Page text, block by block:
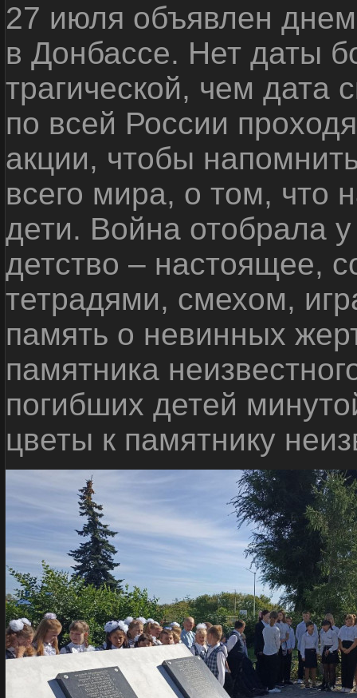
27 июля объявлен
в Донбассе. Нет даты
трагической, чем дата
по всей России
акции, чтобы
всего мира, о том, что
дети. Война отобрала
детство – настоящее,
тетрадями, смехом,
память о невинных
памятника
погибших детей
цветы к памятнику